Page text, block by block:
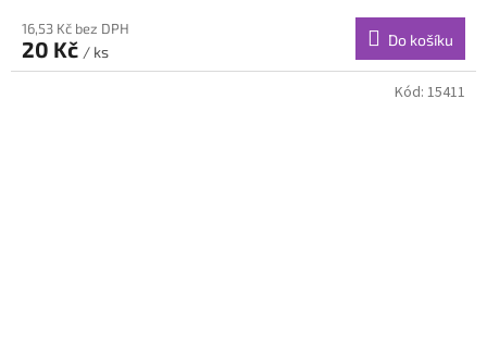
16,53 Kč bez DPH
20 Kč / ks
Do košíku
Kód: 15411